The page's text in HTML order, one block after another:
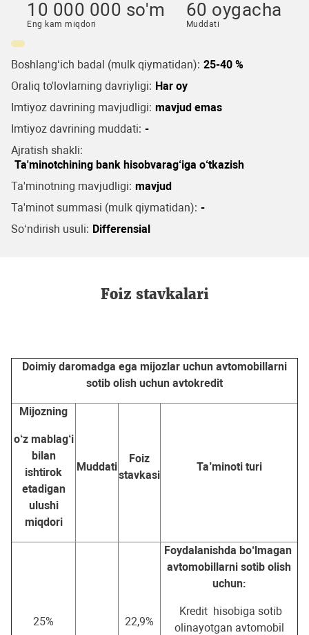
10 000 000 so'm
Eng kam miqdori
60 oygacha
Muddati
Boshlang‘ich badal (mulk qiymatidan): 25-40 %
Oraliq to'lovlarning davriyligi: Har oy
Imtiyoz davrining mavjudligi: mavjud emas
Imtiyoz davrining muddati: -
Ajratish shakli:
Ta'minotchining bank hisobvarag‘iga o‘tkazish
Ta'minotning mavjudligi: mavjud
Ta'minot summasi (mulk qiymatidan): -
So‘ndirish usuli: Differensial
Foiz stavkalari
Doimiy daromadga ega mijozlar uchun avtomobillarni
sotib olish uchun avtokredit
Mijozning
o‘z mablag‘i
bilan
ishtirok
etadigan
ulushi
miqdori
Muddati
Foiz
stavkasi
Ta’minoti turi
25% 22,9%
Foydalanishda bo‘lmagan
avtomobillarni sotib olish
uchun:
Kredit hisobiga sotib
olinayotgan avtomobil